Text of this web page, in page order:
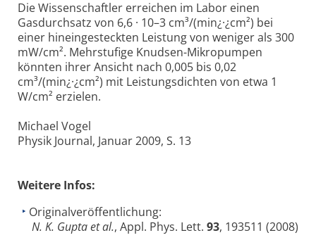
Die Wissenschaftler erreichen im Labor einen
Gasdurchsatz von 6,6 · 10–3 cm³/(min¿·¿cm²) bei
einer hineingesteckten Leistung von weniger als 300
mW/cm². Mehrstufige Knudsen-Mikropumpen
könnten ihrer Ansicht nach 0,005 bis 0,02
cm³/(min¿·¿cm²) mit Leistungsdichten von etwa 1
W/cm² erzielen.
Michael Vogel
Physik Journal, Januar 2009, S. 13
Weitere Infos:
Originalveröffentlichung:
N. K. Gupta et al., Appl. Phys. Lett. 93, 193511 (2008)